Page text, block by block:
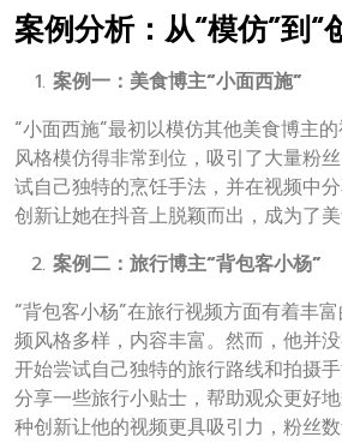
案例分析：从“模仿”到“
案例一：美食博主“小面西施”
“小面西施”最初以模仿其他美食博主
风格模仿得非常到位，吸引了大量粉
试自己独特的烹饪手法，并在视频中
创新让她在抖音上脱颖而出，成为了美
案例二：旅行博主“背包客小杨”
“背包客小杨”在旅行视频方面有着丰
频风格多样，内容丰富。然而，他并
开始尝试自己独特的旅行路线和拍摄
分享一些旅行小贴士，帮助观众更好
种创新让他的视频更具吸引力，粉丝数